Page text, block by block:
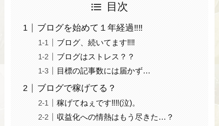
目次
ブログを始めて１年経過‼‼
ブログ、続いてます‼‼
ブログはストレス？？
目標の記事数には届かず…
ブログで稼げてる？
稼げてねぇです‼‼(泣)。
収益化への情熱はもう尽きた…？